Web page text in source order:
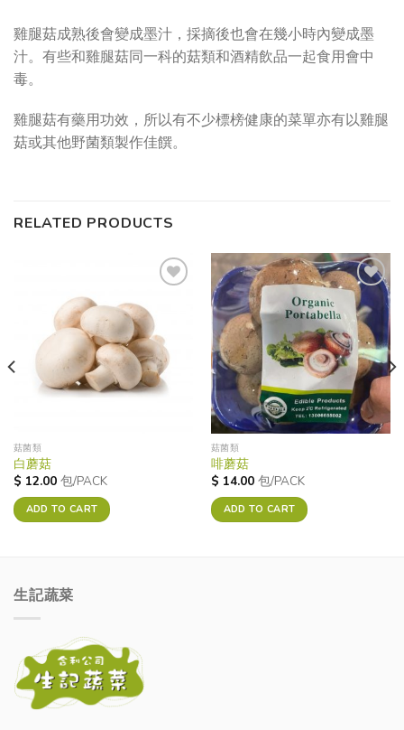
雞腿菇成熟後會變成墨汁，採摘後也會在幾小時內變成墨
汁。有些和雞腿菇同一科的菇類和酒精飲品一起食用會中
毒。
雞腿菇有藥用功效，所以有不少標榜健康的菜單亦有以雞腿
菇或其他野菌類製作佳饌。
RELATED PRODUCTS
wishlist
菇菌類
白蘑菇
$ 12.00 包/PACK
ADD TO CART
Add to
wishlist
菇菌類
啡蘑菇
$ 14.00 包/PACK
ADD TO CART
生記蔬菜